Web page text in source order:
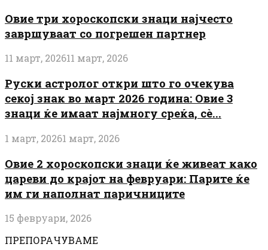
Овие три хороскопски знаци најчесто
завршуваат со погрешен партнер
11 март, 202611 март, 2026
Руски астролог откри што го очекува
секој знак во март 2026 година: Овие 3
знаци ќе имаат најмногу среќа, сè...
1 март, 20261 март, 2026
Овие 2 хороскопски знаци ќе живеат како
цареви до крајот на февруари: Парите ќе
им ги наполнат паричниците
15 февруари, 2026
ПРЕПОРАЧУВАМЕ